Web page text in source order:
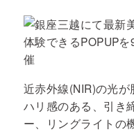
近赤外線(NIR)の光
ハリ感のある、引き
ー、リングライトの